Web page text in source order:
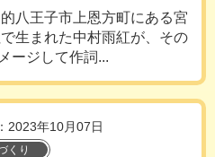
八王子市上恩方町にある宮
生まれた中村雨紅が、その
ージして作詞...
2023年10月07日
くり